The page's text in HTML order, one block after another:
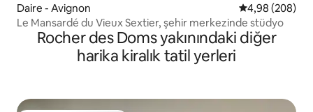
Daire - Avignon 5 üzerinden
4,98 (208)
Le Mansardé du Vieux Sextier, şehir merkezinde stüdyo
Rocher des Doms yakınındaki diğer
harika kiralık tatil yerleri